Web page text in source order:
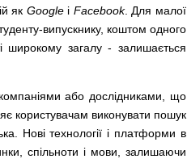
як Googleі Facebook. Для малої
випускнику, коштом одного
широкому загалу - залишається
або дослідниками, що
користувачам виконувати пошук
Нові технології і платформи в
спільноти і мови, залишаючи